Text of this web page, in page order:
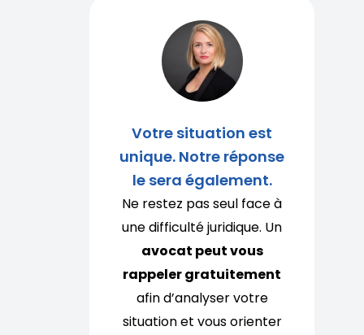
Votre situation est
unique. Notre réponse
le sera également.
Ne restez pas seul face à
une difficulté juridique. Un
avocat peut vous
rappeler gratuitement
afin d’analyser votre
situation et vous orienter